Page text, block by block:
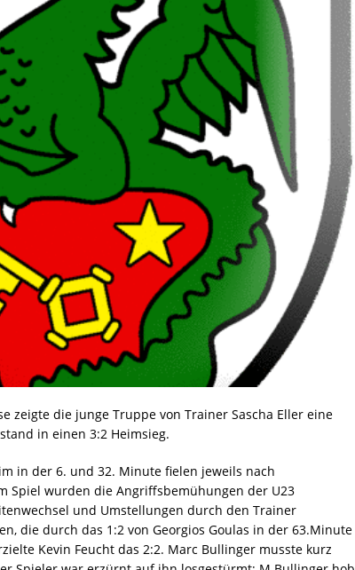
zeigte die junge Truppe von Trainer Sascha Eller eine
in einen 3:2 Heimsieg.
in der 6. und 32. Minute fielen jeweils nach
Spiel wurden die Angriffsbemühungen der U23
und Umstellungen durch den Trainer
die durch das 1:2 von Georgios Goulas in der 63.Minute
Kevin Feucht das 2:2. Marc Bullinger musste kurz